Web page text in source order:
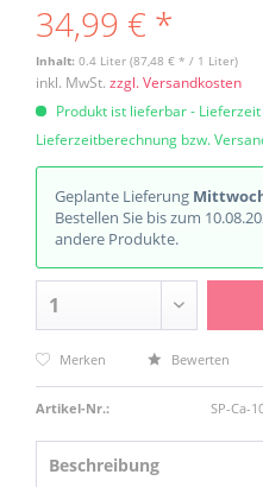
34,99 € *
Inhalt: 0.4 Liter (87,48 € * / 1 Liter)
inkl. MwSt. zzgl. Versandkosten
Produkt ist lieferbar -
Lieferzeitberechnung bzw.
Geplante Lieferung
Bestellen Sie bis zum
andere Produkte.
Merken Bewerten
Artikel-Nr.: SP-Ca-
Beschreibung